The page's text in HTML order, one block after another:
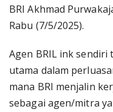
BRI Akhmad
Rabu (7/5/2025).
Agen BRIL ink
utama dalam
mana BRI menjalin
sebagai agen/mitra